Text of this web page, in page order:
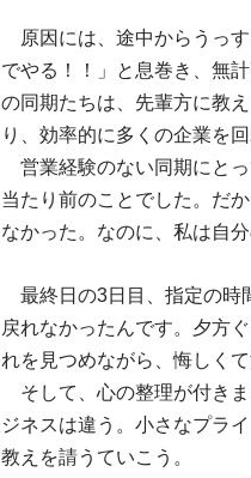
原因には、途中からうっ
でやる！！」と息巻き、無
の同期たちは、先輩方に教
り、効率的に多くの企業を
営業経験のない同期にとっ
当たり前のことでした。だ
なかった。なのに、私は自
最終日の3日目、指定の時
戻れなかったんです。夕方
れを見つめながら、悔しくて
そして、心の整理が付き
ジネスは違う。小さなプラ
教えを請うていこう。